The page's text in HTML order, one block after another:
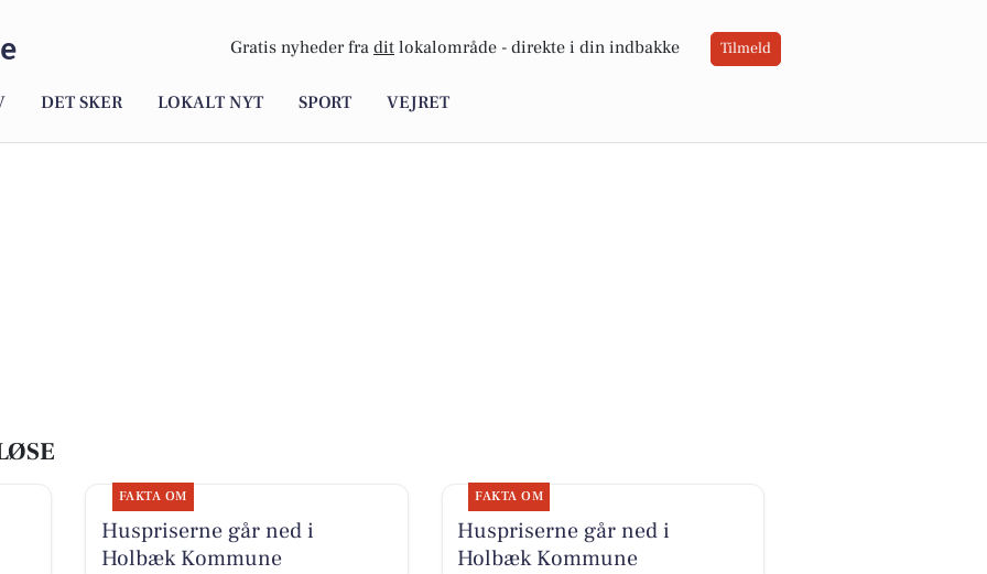
Gratis nyheder fra dit lokalområde - direkte i din indbakke Tilmeld
DET SKER LOKALT NYT SPORT VEJRET
FAKTA OM
Huspriserne går ned i
Holbæk Kommune
FAKTA OM
Huspriserne går ned i
Holbæk Kommune